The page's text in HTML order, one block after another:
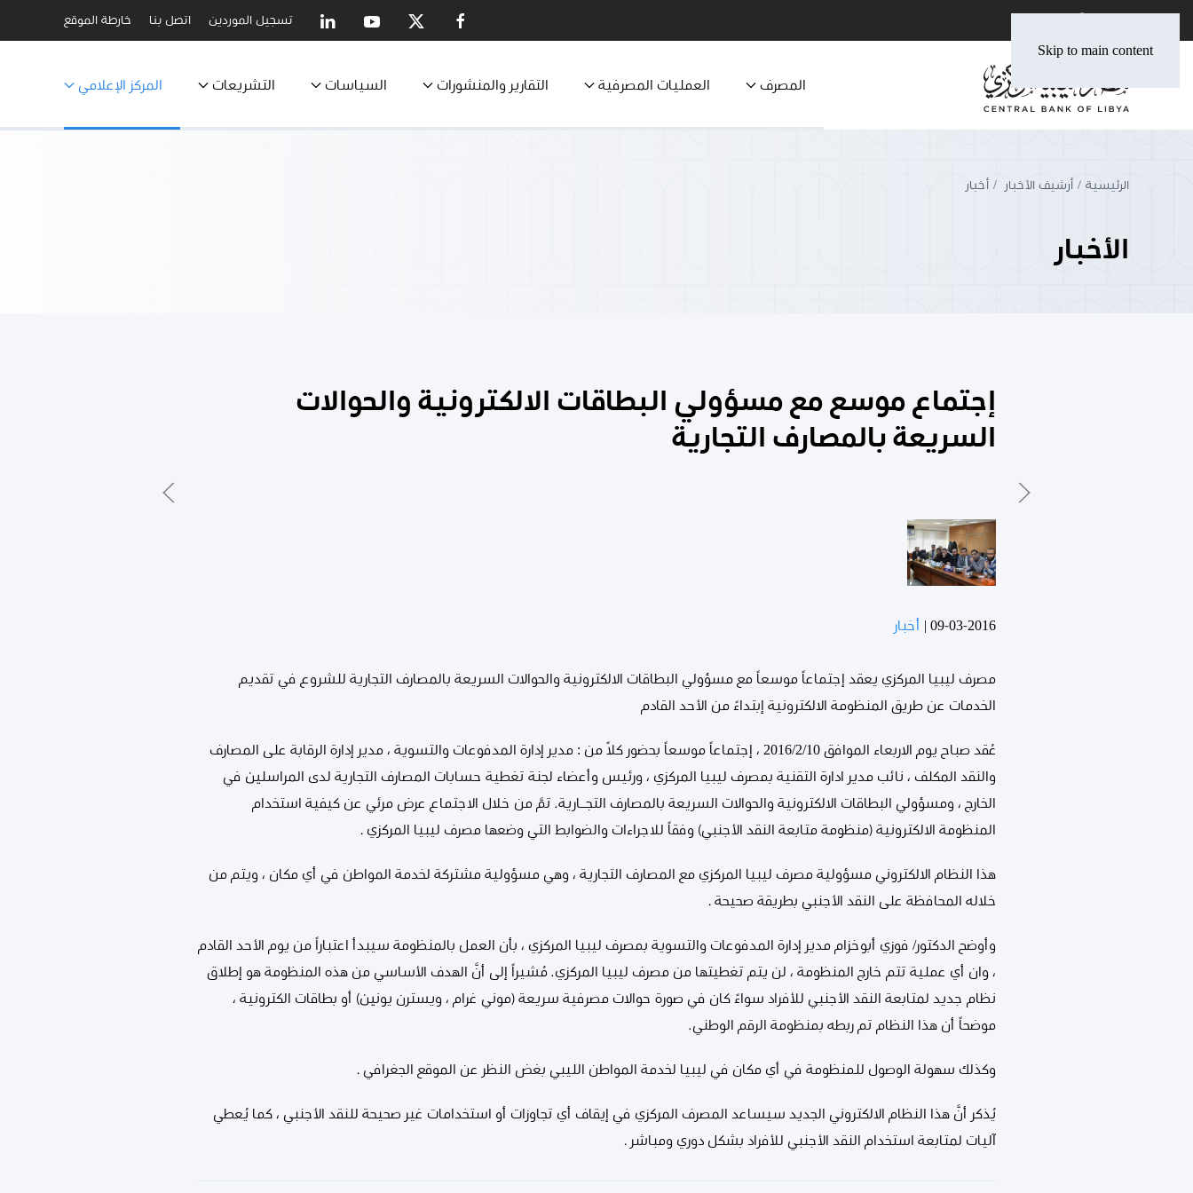
Skip to main content
تسجيل الموردين اتصل بنا خارطة الموقع
المصرف العمليات المصرفية التقارير والمنشورات السياسات التشريعات المركز الإعلامي
الرئيسية أرشيف الأخبار أخبار
الأخبار
إجتماع موسع مع مسؤولي البطاقات الالكترونية والحوالات
السريعة بالمصارف التجارية
09-03-2016 أخبار
مصرف ليبيا المركزي يعقد إجتماعاً موسعاً مع مسؤولي البطاقات الالكترونية والحوالات السريعة بالمصارف التجارية للشروع في تقديم
الخدمات عن طريق المنظومة الالكترونية إبتداءً من الأحد القادم
عُقد صباح يوم الاربعاء الموافق 2016/2/10 ، إجتماعاً موسعاً بحضور كلاً من : مدير إدارة المدفوعات والتسوية ، مدير إدارة الرقابة على المصارف
والنقد المكلف ، نائب مدير ادارة التقنية بمصرف ليبيا المركزي ، ورئيس وأعضاء لجنة تغطية حسابات المصارف التجارية لدى المراسلين في
الخارج ، ومسؤولي البطاقات الالكترونية والحوالات السريعة بالمصارف التجــارية. تمَّ من خلال الاجتماع عرض مرئي عن كيفية استخدام
المنظومة الالكترونية (منظومة متابعة النقد الأجنبي) وفقاً للاجراءات والضوابط التي وضعها مصرف ليبيا المركزي .
هذا النظام الالكتروني مسؤولية مصرف ليبيا المركزي مع المصارف التجارية ، وهي مسؤولية مشتركة لخدمة المواطن في أي مكان ، ويتم من
خلاله المحافظة على النقد الأجنبي بطريقة صحيحة .
وأوضح الدكتور/ فوزي أبوخزام مدير إدارة المدفوعات والتسوية بمصرف ليبيا المركزي ، بأن العمل بالمنظومة سيبدأ اعتباراً من يوم الأحد القادم
، وان أي عملية تتم خارج المنظومة ، لن يتم تغطيتها من مصرف ليبيا المركزي. مُشيراً إلى أنَّ الهدف الأساسي من هذه المنظومة هو إطلاق
نظام جديد لمتابعة النقد الأجنبي للأفراد سواءً كان في صورة حوالات مصرفية سريعة (موني غرام ، ويسترن يونين) أو بطاقات الكترونية ،
موضحاً أن هذا النظام تم ربطه بمنظومة الرقم الوطني.
وكذلك سهولة الوصول للمنظومة في أي مكان في ليبيا لخدمة المواطن الليبي بغض النظر عن الموقع الجغرافي .
يُذكر أنَّ هذا النظام الالكتروني الجديد سيساعد المصرف المركزي في إيقاف أي تجاوزات أو استخدامات غير صحيحة للنقد الأجنبي ، كما يُعطي
آليات لمتابعة استخدام النقد الأجنبي للأفراد بشكل دوري ومباشر .